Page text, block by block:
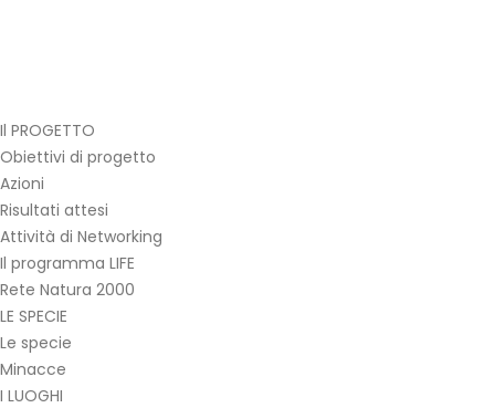
Il PROGETTO
Obiettivi di progetto
Azioni
Risultati attesi
Attività di Networking
Il programma LIFE
Rete Natura 2000
LE SPECIE
Le specie
Minacce
I LUOGHI